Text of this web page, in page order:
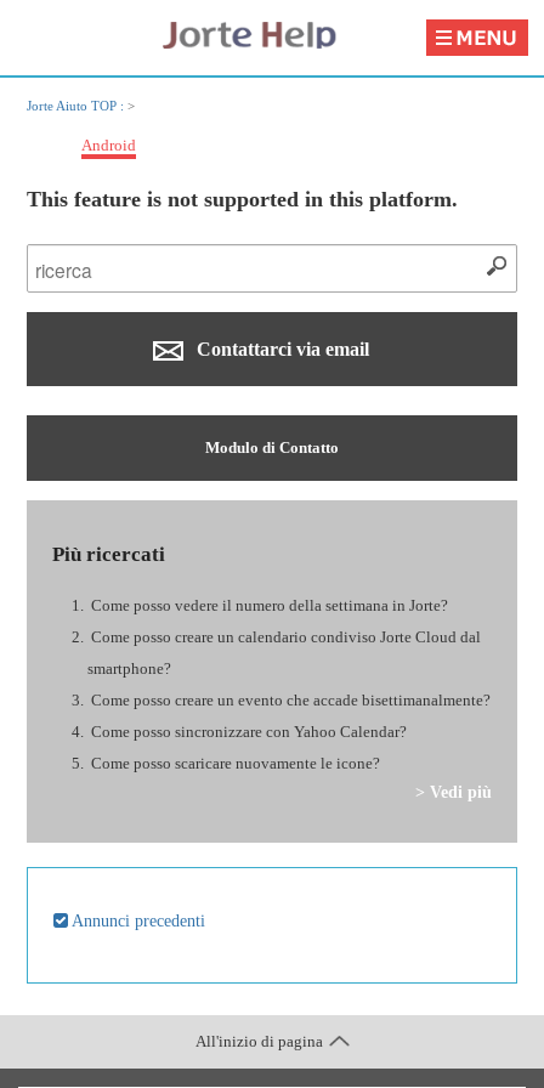
Jorte Aiuto TOP :>
Android
This feature is not supported in this platform.
Contattarci via email
Modulo di Contatto
Più ricercati
Come posso vedere il numero della settimana in Jorte?
Come posso creare un calendario condiviso Jorte Cloud dal
smartphone?
Come posso creare un evento che accade bisettimanalmente?
Come posso sincronizzare con Yahoo Calendar?
Come posso scaricare nuovamente le icone?
> Vedi più
Annunci precedenti
All'inizio di pagina